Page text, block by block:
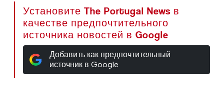
Установите The Portugal News в
качестве предпочтительного
источника новостей в Google
Добавить как предпочтительный
источник в Google